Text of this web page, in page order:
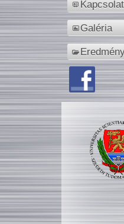
Kapcsolat
Galéria